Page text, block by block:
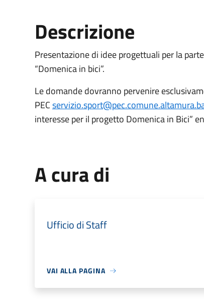
Descrizione
Presentazione di idee progettuali per la
“Domenica in bici”.
Le domande dovranno pervenire
PEC
interesse per il progetto Domenica in Bici”
A cura di
Ufficio di Staff
VAI ALLA PAGINA